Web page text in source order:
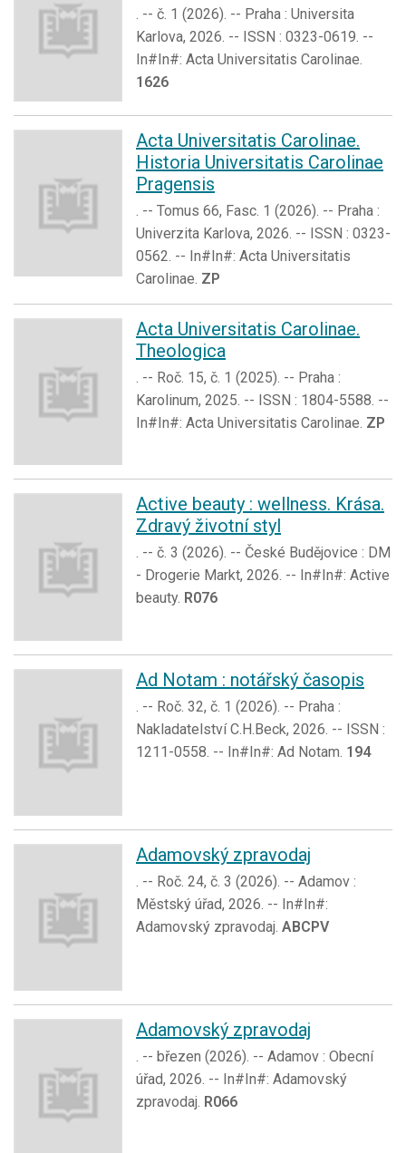
. -- č. 1 (2026). -- Praha : Universita
Karlova, 2026. -- ISSN : 0323-0619. --
In#In#: Acta Universitatis Carolinae.
1626
Acta Universitatis Carolinae.
Historia Universitatis Carolinae
Pragensis
. -- Tomus 66, Fasc. 1 (2026). -- Praha :
Univerzita Karlova, 2026. -- ISSN : 0323-
0562. -- In#In#: Acta Universitatis
Carolinae. ZP
Acta Universitatis Carolinae.
Theologica
. -- Roč. 15, č. 1 (2025). -- Praha :
Karolinum, 2025. -- ISSN : 1804-5588. --
In#In#: Acta Universitatis Carolinae. ZP
Active beauty : wellness. Krása.
Zdravý životní styl
. -- č. 3 (2026). -- České Budějovice : DM
- Drogerie Markt, 2026. -- In#In#: Active
beauty. R076
Ad Notam : notářský časopis
. -- Roč. 32, č. 1 (2026). -- Praha :
Nakladatelství C.H.Beck, 2026. -- ISSN :
1211-0558. -- In#In#: Ad Notam. 194
Adamovský zpravodaj
. -- Roč. 24, č. 3 (2026). -- Adamov :
Městský úřad, 2026. -- In#In#:
Adamovský zpravodaj. ABCPV
Adamovský zpravodaj
. -- březen (2026). -- Adamov : Obecní
úřad, 2026. -- In#In#: Adamovský
zpravodaj. R066